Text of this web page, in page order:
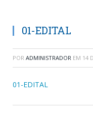
01-EDITAL
POR ADMINISTRADOR EM 14
01-EDITAL